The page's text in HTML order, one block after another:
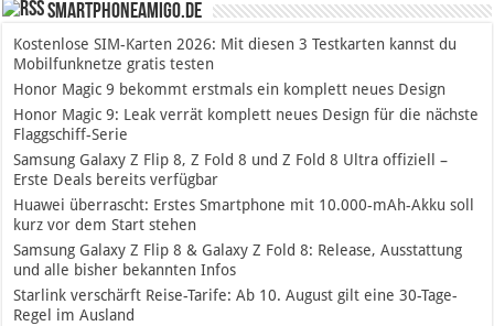
SmartphoneAmigo.de
Kostenlose SIM-Karten 2026: Mit diesen 3 Testkarten kannst du
Mobilfunknetze gratis testen
Honor Magic 9 bekommt erstmals ein komplett neues Design
Honor Magic 9: Leak verrät komplett neues Design für die nächste
Flaggschiff-Serie
Samsung Galaxy Z Flip 8, Z Fold 8 und Z Fold 8 Ultra offiziell –
Erste Deals bereits verfügbar
Huawei überrascht: Erstes Smartphone mit 10.000-mAh-Akku soll
kurz vor dem Start stehen
Samsung Galaxy Z Flip 8 & Galaxy Z Fold 8: Release, Ausstattung
und alle bisher bekannten Infos
Starlink verschärft Reise-Tarife: Ab 10. August gilt eine 30-Tage-
Regel im Ausland